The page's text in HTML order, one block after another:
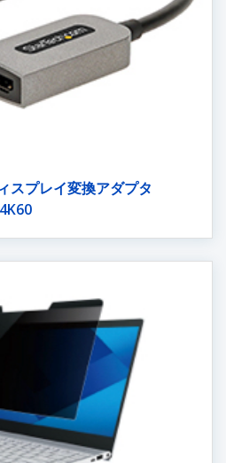
スプレイ変換アダプタ